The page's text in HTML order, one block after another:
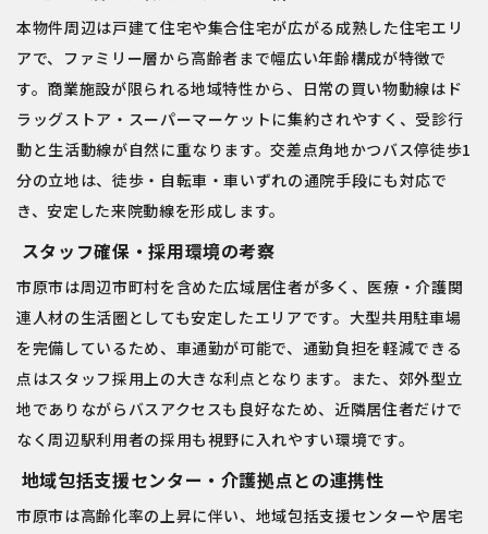
本物件周辺は戸建て住宅や集合住宅が広がる成熟した住宅エリ
アで、ファミリー層から高齢者まで幅広い年齢構成が特徴で
す。商業施設が限られる地域特性から、日常の買い物動線はド
ラッグストア・スーパーマーケットに集約されやすく、受診行
動と生活動線が自然に重なります。交差点角地かつバス停徒歩1
分の立地は、徒歩・自転車・車いずれの通院手段にも対応で
き、安定した来院動線を形成します。
スタッフ確保・採用環境の考察
市原市は周辺市町村を含めた広域居住者が多く、医療・介護関
連人材の生活圏としても安定したエリアです。大型共用駐車場
を完備しているため、車通勤が可能で、通勤負担を軽減できる
点はスタッフ採用上の大きな利点となります。また、郊外型立
地でありながらバスアクセスも良好なため、近隣居住者だけで
なく周辺駅利用者の採用も視野に入れやすい環境です。
地域包括支援センター・介護拠点との連携性
市原市は高齢化率の上昇に伴い、地域包括支援センターや居宅